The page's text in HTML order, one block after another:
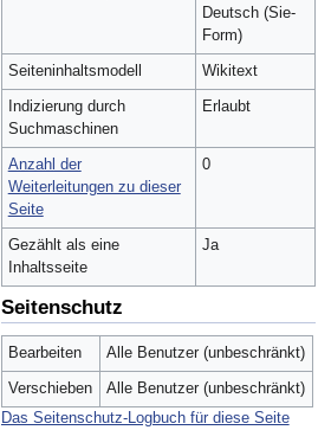
Deutsch (Sie-
Form)
Seiteninhaltsmodell Wikitext
Indizierung durch
Suchmaschinen
Erlaubt
Anzahl der
Weiterleitungen zu dieser
Seite
0
Gezählt als eine
Inhaltsseite
Ja
Seitenschutz
Bearbeiten Alle Benutzer (unbeschränkt)
Verschieben
Alle Benutzer (unbeschränkt)
Das Seitenschutz-Logbuch für diese Seite